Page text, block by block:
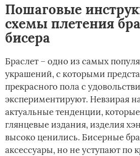
Пошаговые
схемы плетения
бисера
Браслет – одно из самых
украшений, с которыми
прекрасного пола с
экспериментируют. Невзирая
актуальные тенденции,
глянцевые издания, изделия
высоко ценились. Бисерные
аксессуары, но не уступают по